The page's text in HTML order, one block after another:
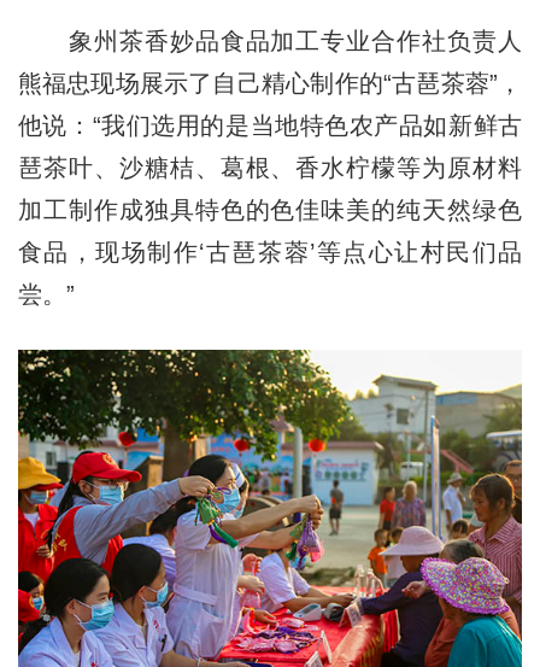
象州茶香妙品食品加工专业合作社负责人
熊福忠现场展示了自己精心制作的“古琶茶蓉”，
他说：“我们选用的是当地特色农产品如新鲜古
琶茶叶、沙糖桔、葛根、香水柠檬等为原材料
加工制作成独具特色的色佳味美的纯天然绿色
食品，现场制作‘古琶茶蓉’等点心让村民们品
尝。”